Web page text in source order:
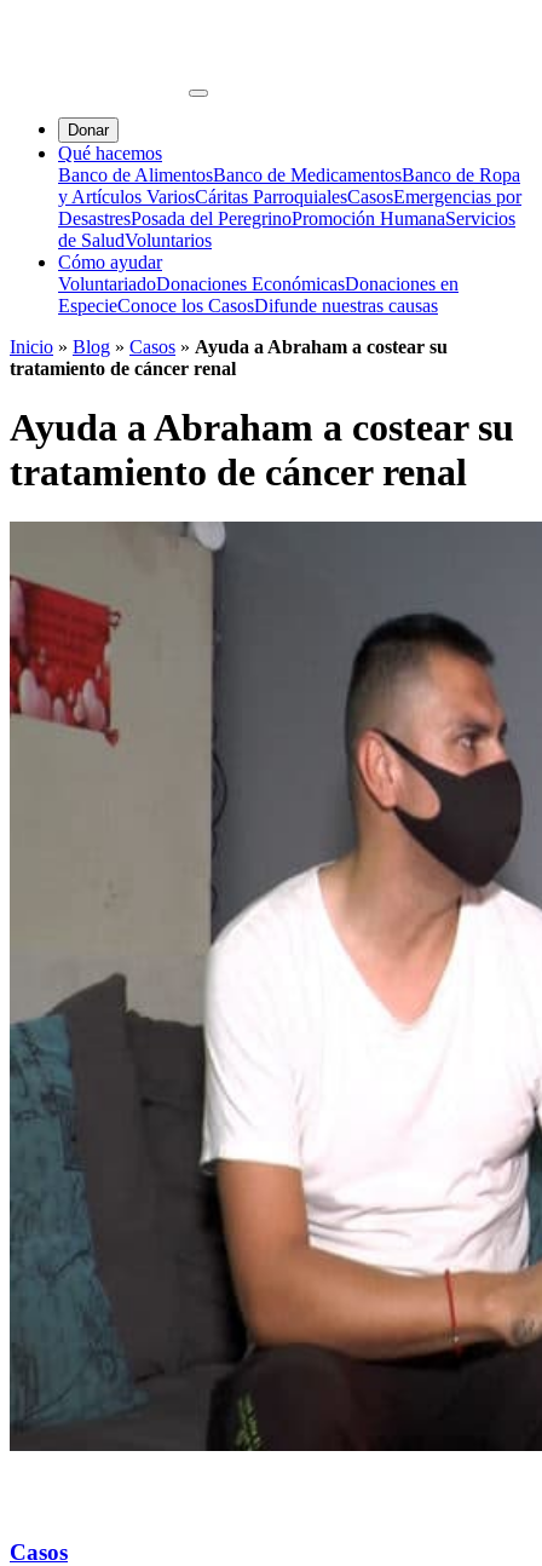
Donar
Qué hacemos
Banco de AlimentosBanco de MedicamentosBanco de Ropa
y Artículos VariosCáritas ParroquialesCasosEmergencias por
DesastresPosada del PeregrinoPromoción HumanaServicios
de SaludVoluntarios
Cómo ayudar
VoluntariadoDonaciones EconómicasDonaciones en
EspecieConoce los CasosDifunde nuestras causas
Inicio » Blog » Casos » Ayuda a Abraham a costear su
tratamiento de cáncer renal
Ayuda a Abraham a costear su
tratamiento de cáncer renal
Casos